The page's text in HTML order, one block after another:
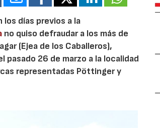
los días previos a la
no quiso defraudar a los más de
(Ejea de los Caballeros),
pasado 26 de marzo a la localidad
representadas Pöttinger y